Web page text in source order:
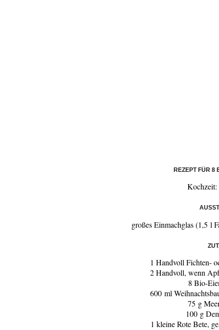
REZEPT FÜR 8
großes Einmachglas (1,5 l
1 Handvoll Fichten-
2 Handvoll, wenn
8 Bio-
600 ml
75 g
100 g
1 kleine Rote Bete,